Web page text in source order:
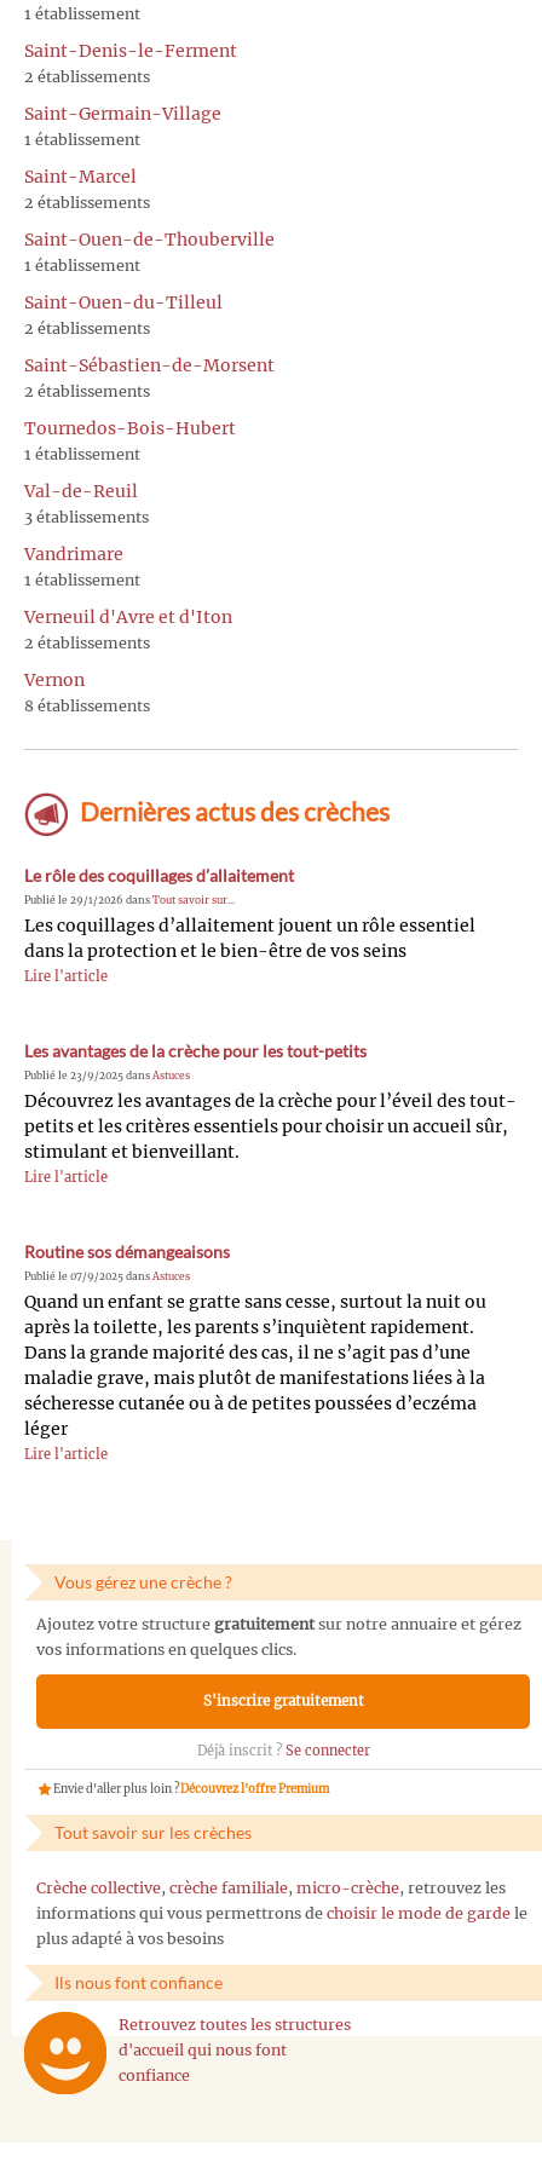
1 établissement
Saint-Denis-le-Ferment
2 établissements
Saint-Germain-Village
1 établissement
Saint-Marcel
2 établissements
Saint-Ouen-de-Thouberville
1 établissement
Saint-Ouen-du-Tilleul
2 établissements
Saint-Sébastien-de-Morsent
2 établissements
Tournedos-Bois-Hubert
1 établissement
Val-de-Reuil
3 établissements
Vandrimare
1 établissement
Verneuil d'Avre et d'Iton
2 établissements
Vernon
8 établissements
Dernières actus des crèches
Le rôle des coquillages d’allaitement
Publié le 29/1/2026 dans Tout savoir sur...
Les coquillages d’allaitement jouent un rôle essentiel
dans la protection et le bien-être de vos seins
Lire l'article
Les avantages de la crèche pour les tout-petits
Publié le 23/9/2025 dans Astuces
Découvrez les avantages de la crèche pour l’éveil des tout-
petits et les critères essentiels pour choisir un accueil sûr,
stimulant et bienveillant.
Lire l'article
Routine sos démangeaisons
Publié le 07/9/2025 dans Astuces
Quand un enfant se gratte sans cesse, surtout la nuit ou
après la toilette, les parents s’inquiètent rapidement.
Dans la grande majorité des cas, il ne s’agit pas d’une
maladie grave, mais plutôt de manifestations liées à la
sécheresse cutanée ou à de petites poussées d’eczéma
léger
Lire l'article
Vous gérez une crèche ?
Ajoutez votre structure gratuitementsur notre annuaire et gérez
vos informations en quelques clics.
S'inscrire gratuitement
Déjà inscrit ? Se connecter
Envie d'aller plus loin ?Découvrez l'offre Premium
Tout savoir sur les crèches
Crèche collective, crèche familiale, micro-crèche, retrouvez les
informations qui vous permettrons de choisir le mode de garde le
plus adapté à vos besoins
Ils nous font confiance
Retrouvez toutes les structures
d'accueil qui nous font
confiance